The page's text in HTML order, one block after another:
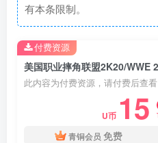
有本条限制。
美国职业摔角联盟2K20/WWE
此内容为付费资源，请付费后查看
U币 15
青铜会员 免费
付费资源